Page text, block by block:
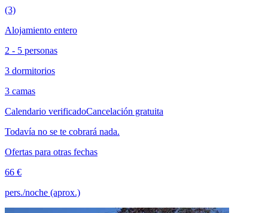
(3)
Alojamiento entero
2 - 5 personas
3 dormitorios
3 camas
Calendario verificadoCancelación gratuita
Todavía no se te cobrará nada.
Ofertas para otras fechas
66 €
pers./noche (aprox.)